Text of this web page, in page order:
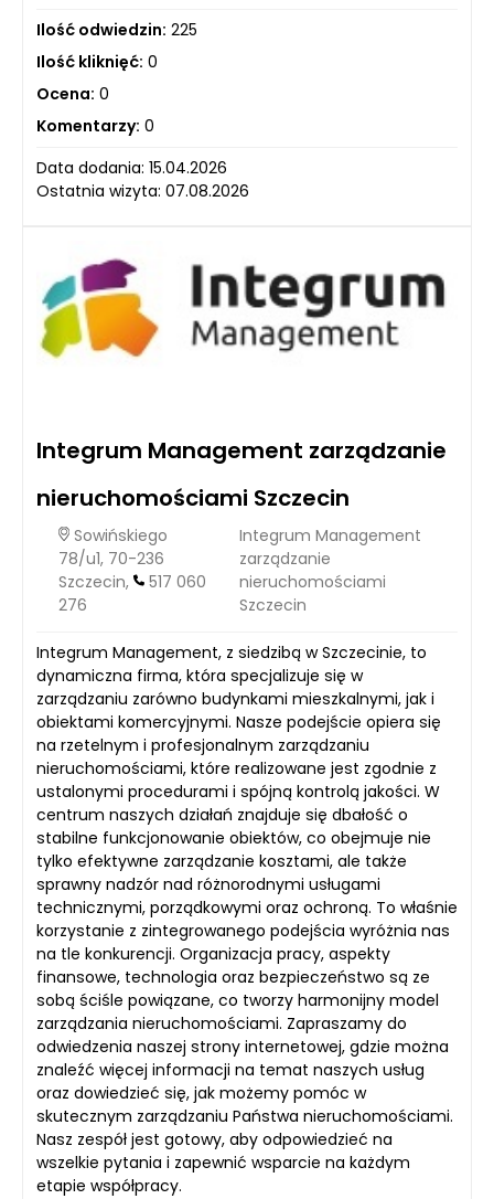
Ilość odwiedzin: 225
Ilość kliknięć: 0
Ocena: 0
Komentarzy: 0
Data dodania: 15.04.2026
Ostatnia wizyta: 07.08.2026
Integrum Management zarządzanie
nieruchomościami Szczecin
Sowińskiego
78/u1, 70-236
Szczecin,
517 060
276
Integrum Management
zarządzanie
nieruchomościami
Szczecin
Integrum Management, z siedzibą w Szczecinie, to
dynamiczna firma, która specjalizuje się w
zarządzaniu zarówno budynkami mieszkalnymi, jak i
obiektami komercyjnymi. Nasze podejście opiera się
na rzetelnym i profesjonalnym zarządzaniu
nieruchomościami, które realizowane jest zgodnie z
ustalonymi procedurami i spójną kontrolą jakości. W
centrum naszych działań znajduje się dbałość o
stabilne funkcjonowanie obiektów, co obejmuje nie
tylko efektywne zarządzanie kosztami, ale także
sprawny nadzór nad różnorodnymi usługami
technicznymi, porządkowymi oraz ochroną. To właśnie
korzystanie z zintegrowanego podejścia wyróżnia nas
na tle konkurencji. Organizacja pracy, aspekty
finansowe, technologia oraz bezpieczeństwo są ze
sobą ściśle powiązane, co tworzy harmonijny model
zarządzania nieruchomościami. Zapraszamy do
odwiedzenia naszej strony internetowej, gdzie można
znaleźć więcej informacji na temat naszych usług
oraz dowiedzieć się, jak możemy pomóc w
skutecznym zarządzaniu Państwa nieruchomościami.
Nasz zespół jest gotowy, aby odpowiedzieć na
wszelkie pytania i zapewnić wsparcie na każdym
etapie współpracy.